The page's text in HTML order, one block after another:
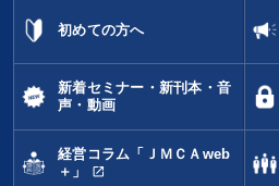
初めての方へ
新着セミナー・新刊本・音
声・動画
経営コラム「ＪＭＣＡweb
＋」
open_in_new